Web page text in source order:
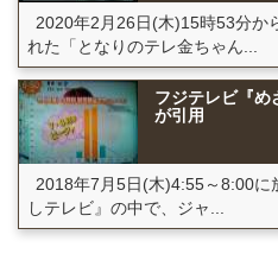
2020年2月26日(木)15時53分か
れた「となりのテレ金ちゃん...
フジテレビ『め
が引用
2018年7月5日(木)4:55～8:00に
しテレビ』の中で、ジャ...